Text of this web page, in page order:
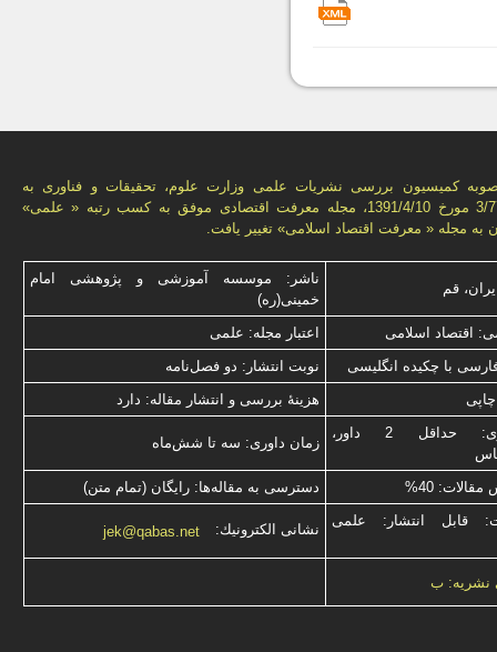
کمیسیون بررسی نشریات علمی وزارت علوم، تحقیقات و فناوری به
شماره 3/77665 مورخ 1391/4/10، مجله معرفت اقتصادی موفق به کسب رتبه « علمی»
به مجله « معرفت اقتصاد اسلامی» تغییر یافت.
قم
ناشر: موسسه آموزشی و پژوهشی امام
خمینی(ره)
اقتصاد اسلامی
اعتبار مجله: علمی
با چكیده انگلیسی
نوبت انتشار: دو فصل‌نامه
چاپی
هزینۀ بررسی و انتشار مقاله: دارد
نوع داوری: حداقل 2 داور،
زمان داوری: سه تا شش‌ماه
40%
دسترسی به مقاله‌ها: رایگان (تمام متن)
قابل انتشار: علمی
نشانی الكترونیك: jek@qabas.net
نشریه: ب